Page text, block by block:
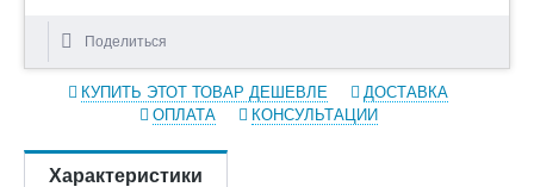
Поделиться
КУПИТЬ ЭТОТ ТОВАР ДЕШЕВЛЕ
ДОСТАВКА
ОПЛАТА
КОНСУЛЬТАЦИИ
Характеристики